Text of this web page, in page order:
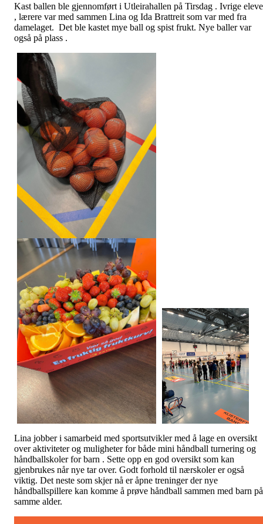
Kast ballen ble gjennomført i Utleirahallen på Tirsdag . Ivrige
, lærere var med sammen Lina og Ida Brattreit som var med fra
damelaget. Det ble kastet mye ball og spist frukt. Nye baller var
også på plass .
Lina jobber i samarbeid med sportsutvikler med å lage en oversikt
over aktiviteter og muligheter for både mini håndball turnering og
håndballskoler for barn . Sette opp en god oversikt som kan
gjenbrukes når nye tar over. Godt forhold til nærskoler er også
viktig. Det neste som skjer nå er åpne treninger der nye
håndballspillere kan komme å prøve håndball sammen med barn på
samme alder.